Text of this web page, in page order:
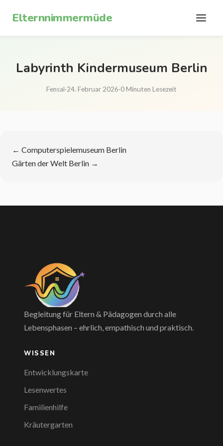
Elternnimmermüde
Labyrinth Kindermuseum Berlin
Fensal·24. Februar 2026·0 Minuten Lesezeit
← Computerspielemuseum Berlin
Gärten der Welt Berlin →
Begleitung für Eltern & Pädagogen durch alle
Lebensphasen – ehrlich, empathisch und praktisch.
WISSEN
Entwicklungskarte
Lesenwertes
Familienhilfe
Kräutergarten